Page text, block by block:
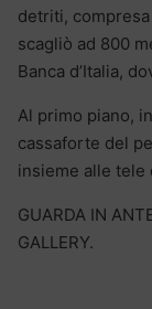
detriti,
scagliò ad 800
Banca d’Italia,
Al primo piano,
cassaforte del
insieme alle
GUARDA IN
GALLERY.